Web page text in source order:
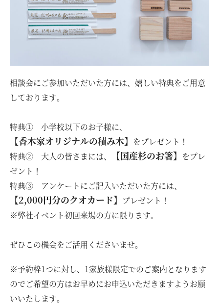
相談会にご参加いただいた方には、嬉しい特典をご用意
しております。
特典① 小学校以下のお子様に、
【香木家オリジナルの積み木】 をプレゼント！
特典② 大人の皆さまには、
【国産杉のお箸】 をプレ
ゼント！
特典③ アンケートにご記入いただいた方には、
【2,000円分のクオカード】 プレゼント！
※弊社イベント初回来場の方に限ります。
ぜひこの機会をご活用くださいませ。
※予約枠1つに対し、1家族様限定でのご案内となります
のでご希望の方はお早めにお申込いただきますようお願
いいたします。